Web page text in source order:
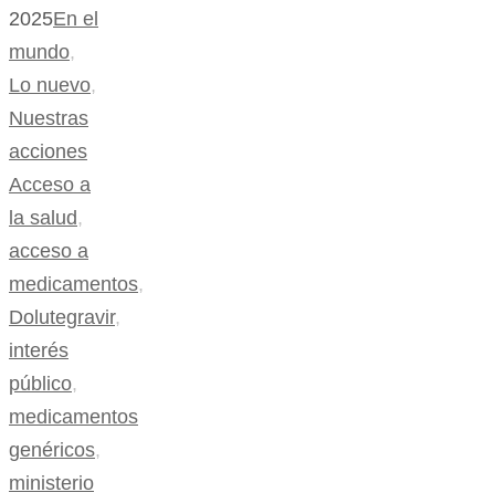
2025En el
mundo,
Lo nuevo,
Nuestras
acciones
Acceso a
la salud,
acceso a
medicamentos,
Dolutegravir,
interés
público,
medicamentos
genéricos,
ministerio